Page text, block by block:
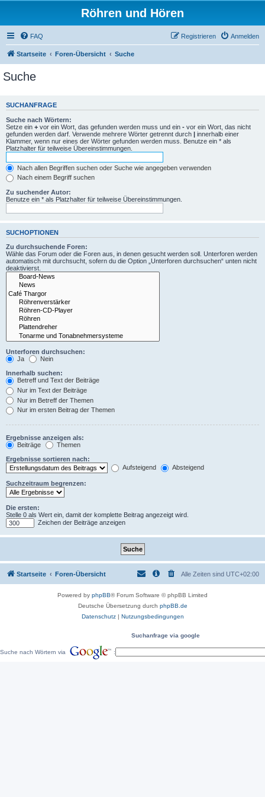
Röhren und Hören
FAQ Anmelden
Registrieren
Startseite Foren-Übersicht Suche
Suche
SUCHANFRAGE
Suche nach Wörtern:
Setze ein + vor ein Wort, das gefunden werden muss und ein - vor ein Wort, das nicht
gefunden werden darf. Verwende mehrere Wörter getrennt durch | innerhalb einer
Klammer, wenn nur eines der Wörter gefunden werden muss. Benutze ein * als
Platzhalter für teilweise Übereinstimmungen.
Nach allen Begriffen suchen oder Suche wie angegeben verwenden
Nach einem Begriff suchen
Zu suchender Autor:
Benutze ein * als Platzhalter für teilweise Übereinstimmungen.
SUCHOPTIONEN
Zu durchsuchende Foren:
Wähle das Forum oder die Foren aus, in denen gesucht werden soll. Unterforen werden
automatisch mit durchsucht, sofern du die Option „Unterforen durchsuchen“ unten nicht
deaktivierst.
Unterforen durchsuchen:
Ja
Nein
Innerhalb suchen:
Betreff und Text der Beiträge
Nur im Text der Beiträge
Nur im Betreff der Themen
Nur im ersten Beitrag der Themen
Ergebnisse anzeigen als:
Beiträge
Themen
Ergebnisse sortieren nach:
Aufsteigend
Absteigend
Suchzeitraum begrenzen:
Die ersten:
Stelle 0 als Wert ein, damit der komplette Beitrag angezeigt wird.
Zeichen der Beiträge anzeigen
Startseite Foren-Übersicht Alle Zeiten sind UTC+02:00
Powered by phpBB® Forum Software © phpBB Limited
Deutsche Übersetzung durch phpBB.de
Datenschutz| Nutzungsbedingungen
Suchanfrage via google
Suche nach Wörtern via :